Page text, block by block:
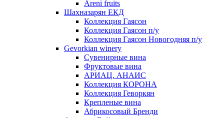
Areni fruits
Шахназарян ЕКД
Коллекция Гаясон
Коллекция Гаясон п/у
Коллекция Гаясон Новогодняя п/у
Gevorkian winery
Сувенирные вина
Фруктовые вина
АРИАЦ. АНАИС
Коллекция КОРОНА
Коллекция Геворкян
Крепленые вина
Абрикосовый Бренди